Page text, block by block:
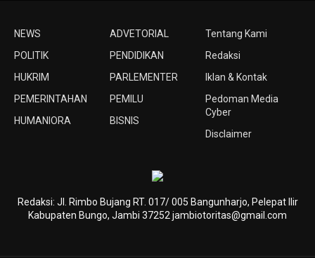
NEWS
POLITIK
HUKRIM
PEMERINTAHAN
HUMANIORA
ADVETORIAL
PENDIDIKAN
PARLEMENTER
PEMILU
BISNIS
Tentang Kami
Redaksi
Iklan & Kontak
Pedoman Media
Cyber
Disclaimer
Redaksi: Jl. Rimbo Bujang RT. 017/ 005 Bangunharjo, Pelepat Ilir
Kabupaten Bungo, Jambi 37252 jambiotoritas@gmail.com